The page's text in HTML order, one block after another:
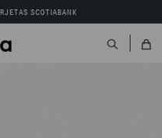
SCOTIABANK